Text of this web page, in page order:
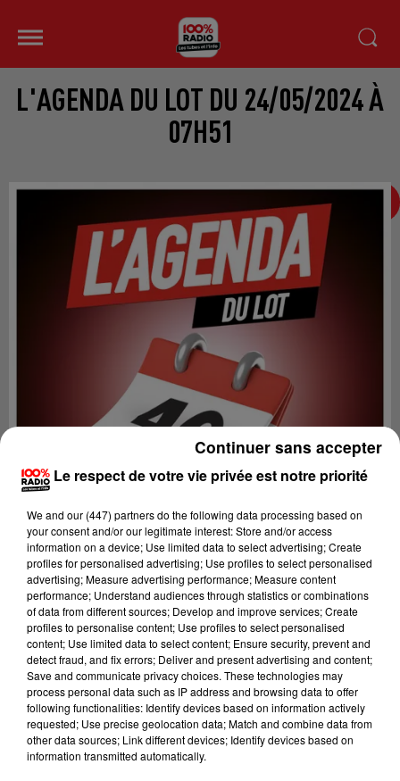
L'AGENDA DU LOT DU 24/05/2024 À
07H51
Lecture (1 min 14 sec)
100%
Le respect de votre vie privée est notre priorité
We and our (447) partnersdo the following data processing based on
your consent and/or our legitimate interest: Store and/or access
information on a device; Use limited data to select advertising; Create
profiles for personalised advertising; Use profiles to select personalised
advertising; Measure advertising performance; Measure content
performance; Understand audiences through statistics or combinations
of data from different sources; Develop and improve services; Create
profiles to personalise content; Use profiles to select personalised
content; Use limited data to select content; Ensure security, prevent and
detect fraud, and fix errors; Deliver and present advertising and content;
Save and communicate privacy choices. These technologies may
process personal data such as IP address and browsing data to offer
following functionalities: Identify devices based on information actively
requested; Use precise geolocation data; Match and combine data from
other data sources; Link different devices; Identify devices based on
information transmitted automatically.
Continuer sans accepter